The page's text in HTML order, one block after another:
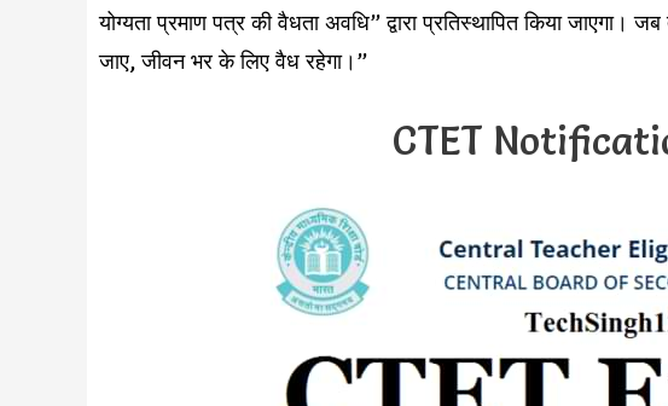
योग्यता प्रमाण पत्र की वैधता अवधि” द्वारा प्रतिस्थापित किया जाएगा।
जाए, जीवन भर के लिए वैध रहेगा।”
CTET